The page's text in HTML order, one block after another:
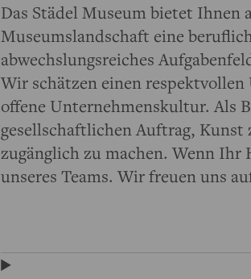
Das Städel Museum bietet Ihnen
Museumslandschaft eine
abwechslungsreiches
Wir schätzen einen
offene Unternehmenskultur. Als
gesellschaftlichen Auftrag,
zugänglich zu machen. Wenn Ihr
unseres Teams. Wir freuen uns